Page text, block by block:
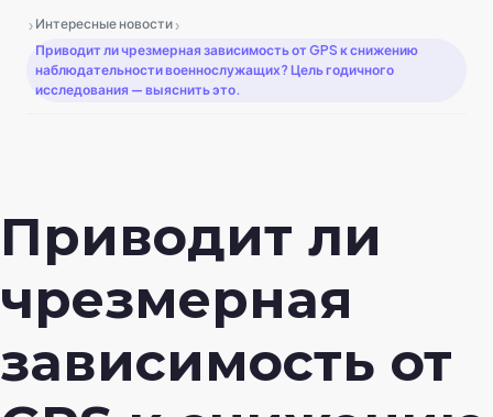
› Интересные новости ›
Приводит ли чрезмерная зависимость от GPS к снижению
наблюдательности военнослужащих? Цель годичного
исследования — выяснить это.
Приводит ли
чрезмерная
зависимость от